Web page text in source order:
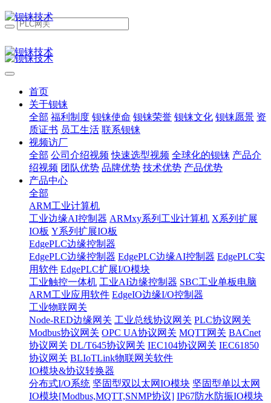
首页
关于钡铼
全部 福利制度 钡铼使命 钡铼荣誉 钡铼文化 钡铼愿景 资
质证书 员工生活 联系钡铼
视频访厂
全部 公司介绍视频 快速选型视频 全球化的钡铼 产品介
绍视频 团队优势 品牌优势 技术优势 产品优势
产品中心
全部
ARM工业计算机
工业边缘AI控制器 ARMxy系列工业计算机 X系列扩展
IO板 Y系列扩展IO板
EdgePLC边缘控制器
EdgePLC边缘控制器 EdgePLC边缘AI控制器 EdgePLC实
用软件 EdgePLC扩展I/O模块
工业触控一体机 工业AI边缘控制器 SBC工业单板电脑
ARM工业应用软件 EdgeIO边缘I/O控制器
工业物联网关
Node-RED边缘网关 工业总线协议网关 PLC协议网关
Modbus协议网关 OPC UA协议网关 MQTT网关 BACnet
协议网关 DL/T645协议网关 IEC104协议网关 IEC61850
协议网关 BLIoTLink物联网关软件
IO模块&协议转换器
分布式I/O系统 坚固型双以太网IO模块 坚固型单以太网
IO模块[Modbus,MQTT,SNMP协议] IP67防水防振IO模块